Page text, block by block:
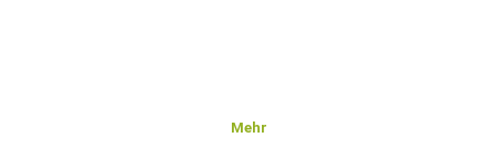
Mehr